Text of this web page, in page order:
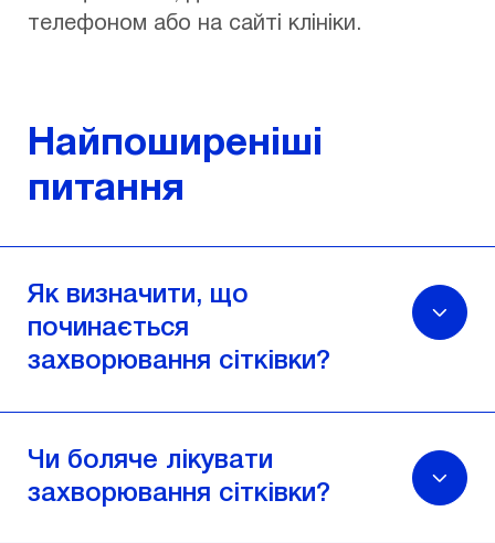
телефоном або на сайті клініки.
Найпоширеніші
питання
Як визначити, що
починається
захворювання сітківки?
Чи боляче лікувати
захворювання сітківки?